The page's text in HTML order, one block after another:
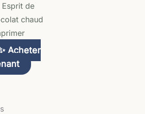
de
chaud
Acheter